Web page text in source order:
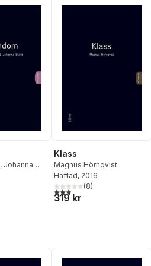
, Johanna
Klass
Magnus Hörnqvist
Häftad, 2016
2,9utav 5 stjärnor. Totalt
(8)
319 kr